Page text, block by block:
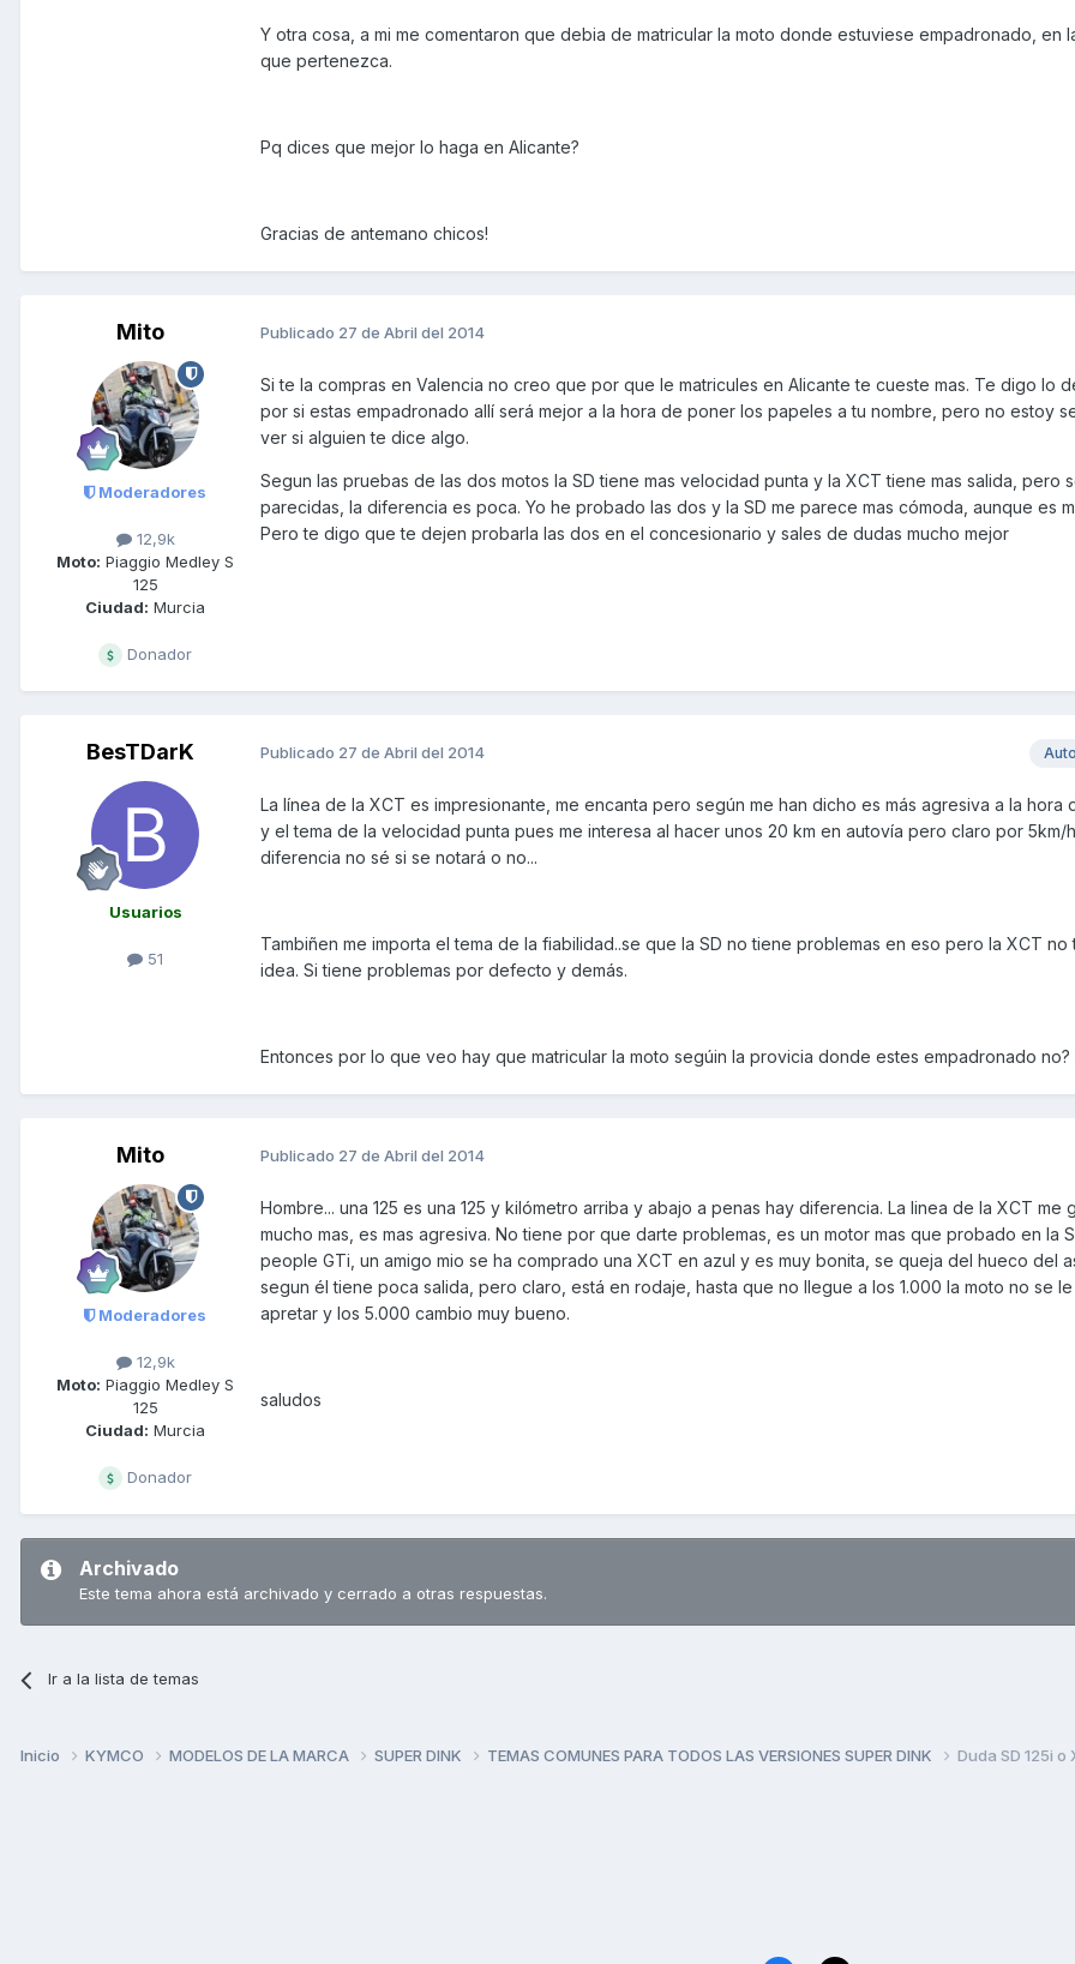
Y otra cosa, a mi me comentaron que debia de matricular la moto donde estuviese empadronado, en
que pertenezca.
Pq dices que mejor lo haga en Alicante?
Gracias de antemano chicos!
Mito
Moderadores
12,9k
Moto: Piaggio Medley S
125
Ciudad: Murcia
Donador
Publicado 27 de Abril del 2014
Si te la compras en Valencia no creo que por que le matricules en Alicante te cueste mas. Te digo lo
por si estas empadronado allí será mejor a la hora de poner los papeles a tu nombre, pero no estoy
ver si alguien te dice algo.
Segun las pruebas de las dos motos la SD tiene mas velocidad punta y la XCT tiene mas salida, pero
parecidas, la diferencia es poca. Yo he probado las dos y la SD me parece mas cómoda, aunque es
Pero te digo que te dejen probarla las dos en el concesionario y sales de dudas mucho mejor
BesTDarK
Usuarios
51
Publicado 27 de Abril del 2014
La línea de la XCT es impresionante, me encanta pero según me han dicho es más agresiva a la hora
y el tema de la velocidad punta pues me interesa al hacer unos 20 km en autovía pero claro por 5km/
diferencia no sé si se notará o no...
Tambiñen me importa el tema de la fiabilidad..se que la SD no tiene problemas en eso pero la XCT no
idea. Si tiene problemas por defecto y demás.
Entonces por lo que veo hay que matricular la moto segúin la provicia donde estes empadronado no?
Mito
Moderadores
12,9k
Moto: Piaggio Medley S
125
Ciudad: Murcia
Donador
Publicado 27 de Abril del 2014
Hombre... una 125 es una 125 y kilómetro arriba y abajo a penas hay diferencia. La linea de la XCT me
mucho mas, es mas agresiva. No tiene por que darte problemas, es un motor mas que probado en la
people GTi, un amigo mio se ha comprado una XCT en azul y es muy bonita, se queja del hueco del
segun él tiene poca salida, pero claro, está en rodaje, hasta que no llegue a los 1.000 la moto no se
apretar y los 5.000 cambio muy bueno.
saludos
Archivado
Este tema ahora está archivado y cerrado a otras respuestas.
Ir a la lista de temas
Inicio KYMCO MODELOS DE LA MARCA SUPER DINK TEMAS COMUNES PARA TODOS LAS VERSIONES SUPER DINK Duda SD 125i o